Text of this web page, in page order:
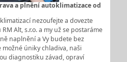
a plnění autoklimatizace od
nezoufejte a dovezte
Alt, s.r.o. a my už se postaráme
naplnění a Vy budete bez
úniky chladiva, naši
diagnostiku závad, opraví